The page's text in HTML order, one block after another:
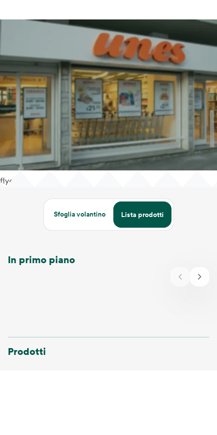
flyer
Sfoglia volantino Lista prodotti
In primo piano
Prodotti